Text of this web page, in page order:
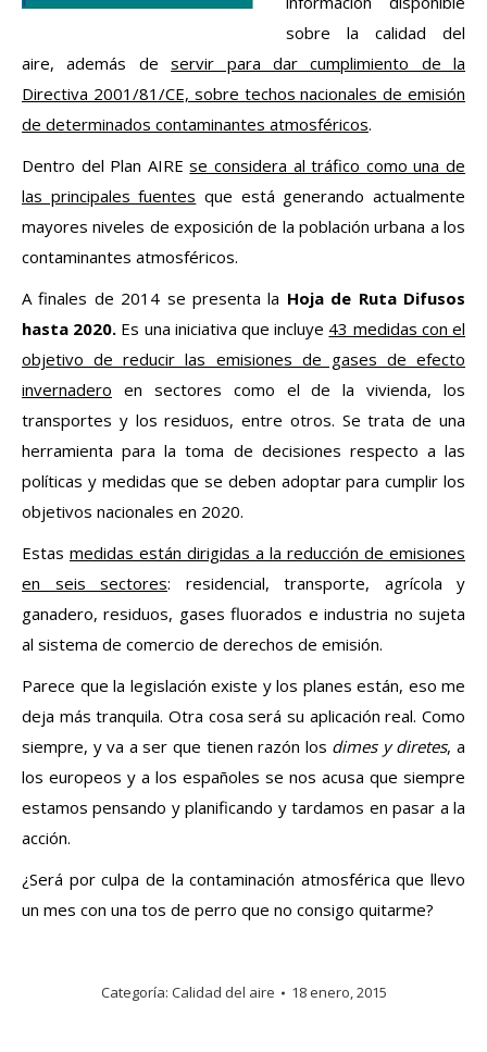
sobre la calidad del
aire, además deservir para dar cumplimiento de la
Directiva 2001/81/CE, sobre techos nacionales de emisión
de determinados contaminantes atmosféricos.
Dentro del Plan AIREse considera al tráfico como una de
las principales fuentes que está generando actualmente
mayores niveles de exposición de la población urbana a los
contaminantes atmosféricos.
A finales de 2014 se presenta la Hoja de Ruta Difusos
hasta 2020. Es una iniciativa que incluye 43 medidas con el
objetivo de reducir las emisiones de gases de efecto
invernadero en sectores como el de la vivienda, los
transportes y los residuos, entre otros. Se trata de una
herramienta para la toma de decisiones respecto a las
políticas y medidas que se deben adoptar para cumplir los
objetivos nacionales en 2020.
Estas medidas están dirigidas a la reducción de emisiones
en seis sectores: residencial, transporte, agrícola y
ganadero, residuos, gases fluorados e industria no sujeta
al sistema de comercio de derechos de emisión.
Parece que la legislación existe y los planes están, eso me
deja más tranquila. Otra cosa será su aplicación real. Como
siempre, y va a ser que tienen razón los dimes y diretes, a
los europeos y a los españoles se nos acusa que siempre
estamos pensando y planificando y tardamos en pasar a la
acción.
¿Será por culpa de la contaminación atmosférica que llevo
un mes con una tos de perro que no consigo quitarme?
Categoría: Calidad del aire 18 enero, 2015